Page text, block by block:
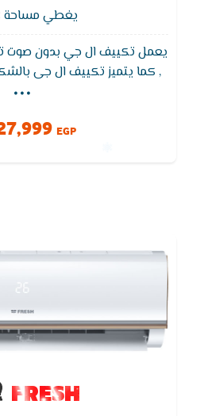
يغطي مساحة 12 متر²
يعمل تكييف ال جي بدون صوت
, كما يتميز تكييف ال جى
مع جميع الديكورات المختلفه
...
EGP
FRESH